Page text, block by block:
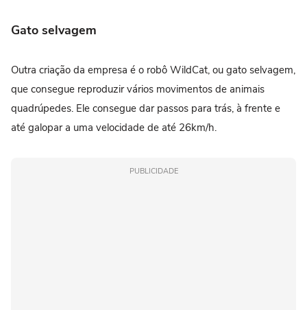
Gato selvagem
Outra criação da empresa é o robô WildCat, ou gato selvagem,
que consegue reproduzir vários movimentos de animais
quadrúpedes. Ele consegue dar passos para trás, à frente e
até galopar a uma velocidade de até 26km/h.
PUBLICIDADE